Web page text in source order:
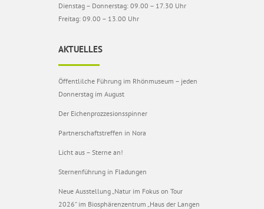
Dienstag – Donnerstag: 09.00 – 17.30 Uhr
Freitag: 09.00 – 13.00 Uhr
AKTUELLES
Öffentlilche Führung im Rhönmuseum – jeden
Donnerstag im August
Der Eichenprozzesionsspinner
Partnerschaftstreffen in Nora
Licht aus – Sterne an!
Sternenführung in Fladungen
Neue Ausstellung „Natur im Fokus on Tour
2026“ im Biosphärenzentrum „Haus der Langen